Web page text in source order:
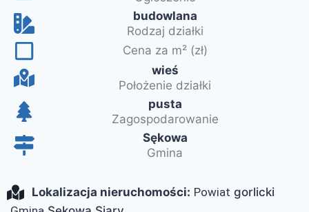
budowlana
Rodzaj działki
Cena za m² (zł)
wieś
Położenie działki
pusta
Zagospodarowanie
Sękowa
Gmina
Lokalizacja nieruchomości: Powiat gorlicki